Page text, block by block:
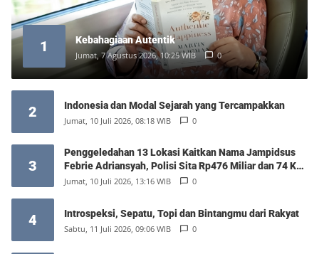
1 Kebahagiaan Autentik
Jumat, 7 Agustus 2026, 10:25 WIB 0
2 Indonesia dan Modal Sejarah yang Tercampakkan
Jumat, 10 Juli 2026, 08:18 WIB 0
3
Penggeledahan 13 Lokasi Kaitkan Nama Jampidsus
Febrie Adriansyah, Polisi Sita Rp476 Miliar dan 74 Kg
Emas
Jumat, 10 Juli 2026, 13:16 WIB 0
4 Introspeksi, Sepatu, Topi dan Bintangmu dari Rakyat
Sabtu, 11 Juli 2026, 09:06 WIB 0